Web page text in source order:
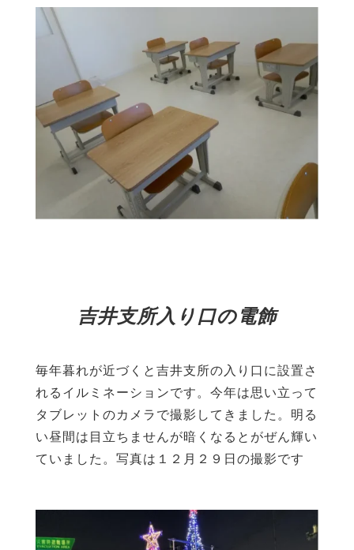
吉井支所入り口の電飾
毎年暮れが近づくと吉井支所の入り口に設置さ
れるイルミネーションです。今年は思い立って
タブレットのカメラで撮影してきました。明る
い昼間は目立ちませんが暗くなるとがぜん輝い
ていました。写真は１２月２９日の撮影です